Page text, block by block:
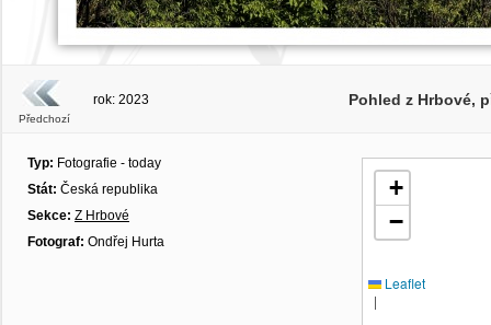
Předchozí
rok: 2023 Pohled z Hrbové,
Typ: Fotografie - today
Stát: Česká republika
Sekce: Z Hrbové
Fotograf: Ondřej Hurta
+
−
Leaflet
|